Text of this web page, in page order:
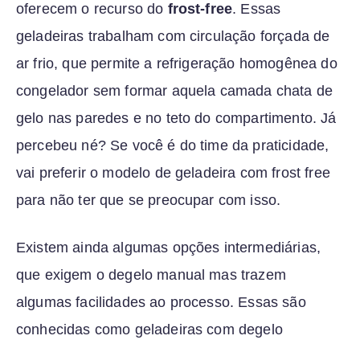
oferecem o recurso do frost-free. Essas
geladeiras trabalham com circulação forçada de
ar frio, que permite a refrigeração homogênea do
congelador sem formar aquela camada chata de
gelo nas paredes e no teto do compartimento. Já
percebeu né? Se você é do time da praticidade,
vai preferir o modelo de geladeira com frost free
para não ter que se preocupar com isso.
Existem ainda algumas opções intermediárias,
que exigem o degelo manual mas trazem
algumas facilidades ao processo. Essas são
conhecidas como geladeiras com degelo